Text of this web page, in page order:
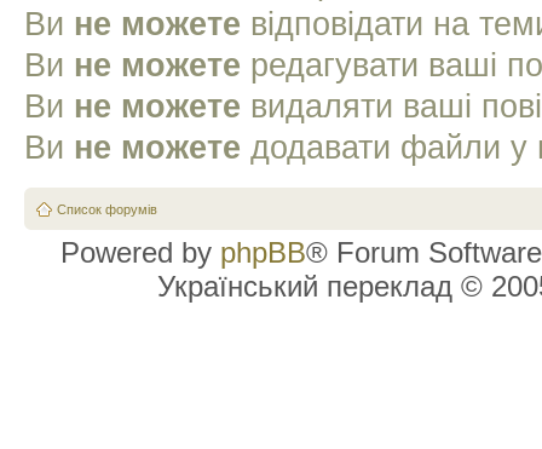
Ви не можете відповідати на
Ви не можете редагувати ваші
Ви не можете видаляти ваші
Ви не можете додавати файли у
Список форумів
Powered by phpBB® Forum
Український переклад ©